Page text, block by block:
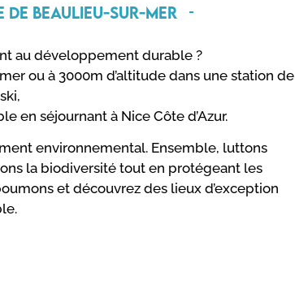
Beaulieu-sur-Mer
au développement durable ?
ou à 3000m d’altitude dans une station de
ski,
en séjournant à Nice Côte d’Azur.
environnemental. Ensemble, luttons
la biodiversité tout en protégeant les
et découvrez des lieux d’exception